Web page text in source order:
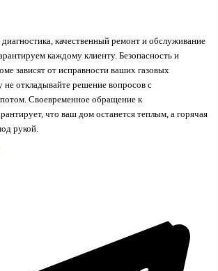
качественный ремонт и обслуживание
каждому клиенту. Безопасность и
зависят от исправности ваших газовых
откладывайте решение вопросов с
Своевременное обращение к
что ваш дом останется теплым, а горячая
рукой.